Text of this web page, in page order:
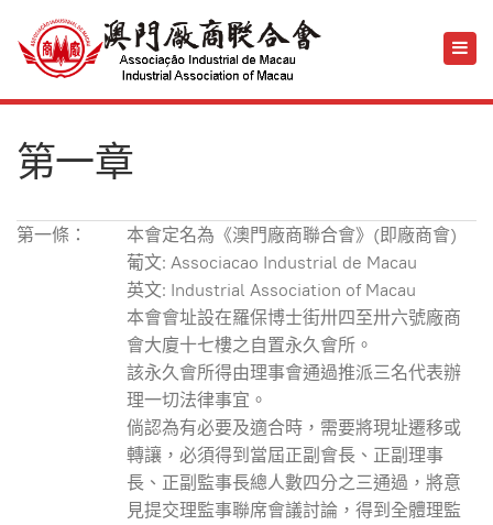
第一章
第一條：
本會定名為《澳門廠商聯合會》(即廠商會)
葡文: Associacao Industrial de Macau
英文: Industrial Association of Macau
本會會址設在羅保博士街卅四至卅六號廠商
會大廈十七樓之自置永久會所。
該永久會所得由理事會通過推派三名代表辦
理一切法律事宜。
倘認為有必要及適合時，需要將現址遷移或
轉讓，必須得到當屆正副會長、正副理事
長、正副監事長總人數四分之三通過，將意
見提交理監事聯席會議討論，得到全體理監